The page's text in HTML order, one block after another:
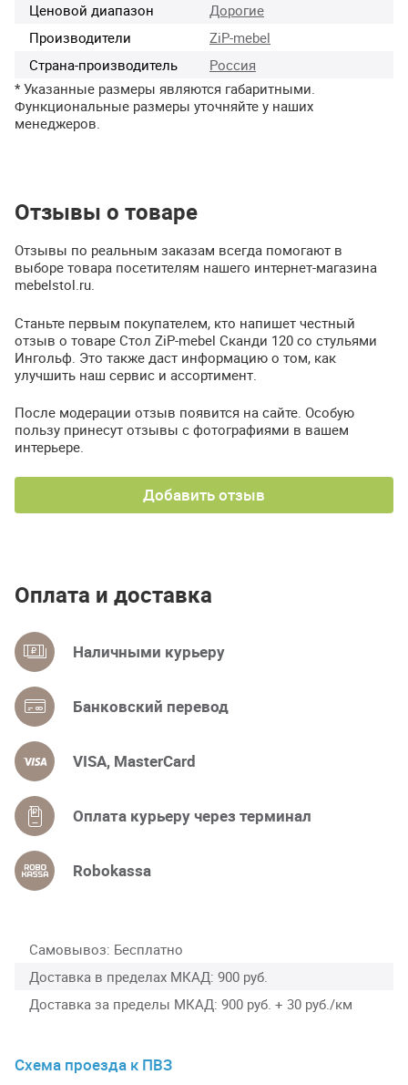
Ценовой диапазон
Дорогие
Производители
ZiP-mebel
Страна-производитель
Россия
* Указанные размеры являются габаритными.
Функциональные размеры уточняйте у наших
менеджеров.
Отзывы о товаре
Отзывы по реальным заказам всегда помогают в
выборе товара посетителям нашего интернет-магазина
mebelstol.ru.
Станьте первым покупателем, кто напишет честный
отзыв о товаре Стол ZiP-mebel Сканди 120 со стульями
Ингольф. Это также даст информацию о том, как
улучшить наш сервис и ассортимент.
После модерации отзыв появится на сайте. Особую
пользу принесут отзывы с фотографиями в вашем
интерьере.
Добавить отзыв
Оплата и доставка
Наличными курьеру
Банковский перевод
VISA, MasterCard
Оплата курьеру через терминал
Robokassa
Самовывоз Бесплатно
Доставка в пределах МКАД 900 руб.
Доставка за пределы МКАД 900 руб. + 30 руб./км
Схема проезда к ПВЗ